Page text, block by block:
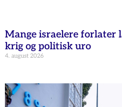
Mange israelere forlater
krig og politisk uro
4. august 2026